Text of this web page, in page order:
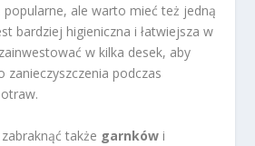
popularne, ale warto mieć też jedną
bardziej higieniczna i łatwiejsza w
w kilka desek, aby
zanieczyszczenia podczas
także garnków i